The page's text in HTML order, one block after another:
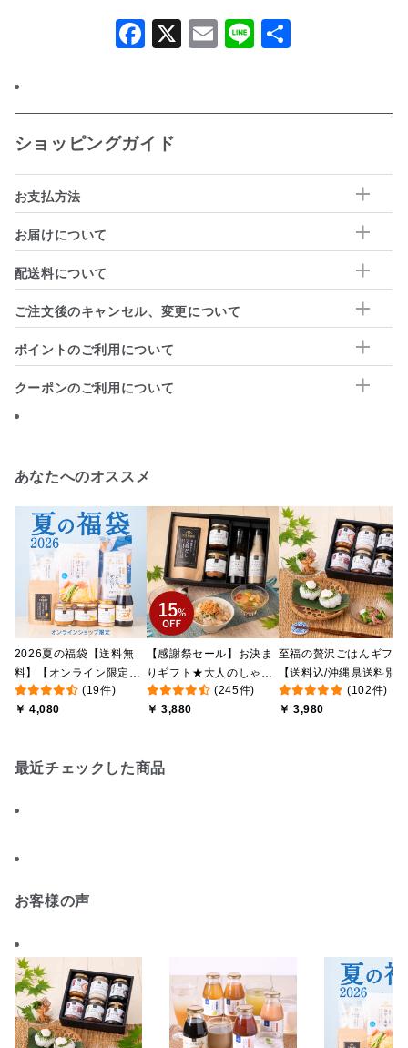
Facebook
X Email
Line
ショッピングガイド
お支払方法
お届けについて
配送料について
ご注文後のキャンセル、変更について
ポイントのご利用について
クーポンのご利用について
あなたへのオススメ
2026夏の福袋【送料無
料】【オンライン限定】
【ポイントキャンペーン
実施中】【のし・ラッピ
(19件)
￥ 4,080
【感謝祭セール】お決ま
りギフト★大人のしゃけ
しゃけめんたい入り【送
料込/沖縄県送料別途】
(245件)
￥ 3,880
至福の贅沢ごはんギフト
【送料込/沖縄県送料別
途】【化粧箱包装付/オン
ライン限定】
(102件)
￥ 3,980
最近チェックした商品
お客様の声